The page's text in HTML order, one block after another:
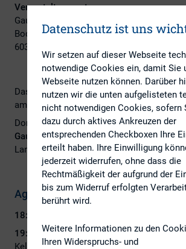
Veranstaltungsort:
Gauly Advisors GmbH
Bockenheimer Landstraße 2 – 4
60306 Frankfurt am Main
Das nächste DIRK-Regionalkreistreffen
am
Donnerstag,04. Mai 2023ab 18.30 Uhr
Gauly Advisors GmbH(OpernTurm;
Landstraße 2-4, 60306 Frankfurt am Main)
Agenda
18:30 Uhr:
19:00 Uhr:Begrüßung durch die
Kelbert (HORNBACH) sowie die Gastgeber
Datenschutz ist uns
Wir setzen auf dieser Webseite
notwendige Cookies ein, damit Sie
Webseite nutzen können. Darüber
nutzen wir die unten aufgelisteten
nicht notwendigen Cookies, sofern
dazu durch aktives Ankreuzen der
entsprechenden Checkboxen Ihre
erteilt haben. Ihre Einwilligung
jederzeit widerrufen, ohne dass die
Rechtmäßigkeit der aufgrund der
bis zum Widerruf erfolgten
berührt wird.
Weitere Informationen zu den
Ihren Widerspruchs- und